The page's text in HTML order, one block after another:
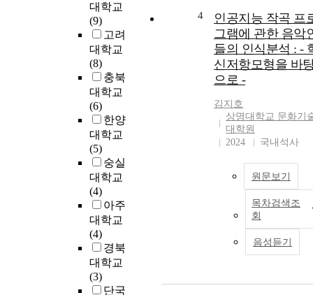
대학교
(9)
고려
대학교
(8)
충북
대학교
(6)
한양
대학교
(5)
숭실
대학교
(4)
아주
대학교
(4)
경북
대학교
(3)
단국
4
인공지능 작곡 프
그램에 관한 음악
들의 인식분석 : -
신저항모형을 바
으로 -
김지호
상명대학교 문화기
대학원
2024
국내석사
원문보기
목차검색조
회
음성듣기